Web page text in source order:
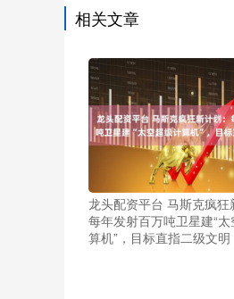
相关文章
龙头配资平台 马斯克疯狂
每年发射百万吨卫星建“
算机”，目标直指二级文明